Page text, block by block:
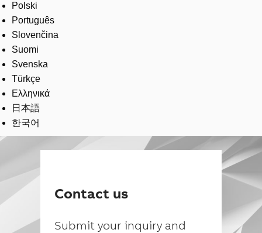
Polski
Português
Slovenčina
Suomi
Svenska
Türkçe
Ελληνικά
日本語
한국어
Contact us
Submit your inquiry and